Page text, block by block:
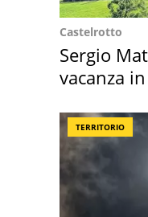
Castelrotto
Sergio
vacanza
TERRITORIO